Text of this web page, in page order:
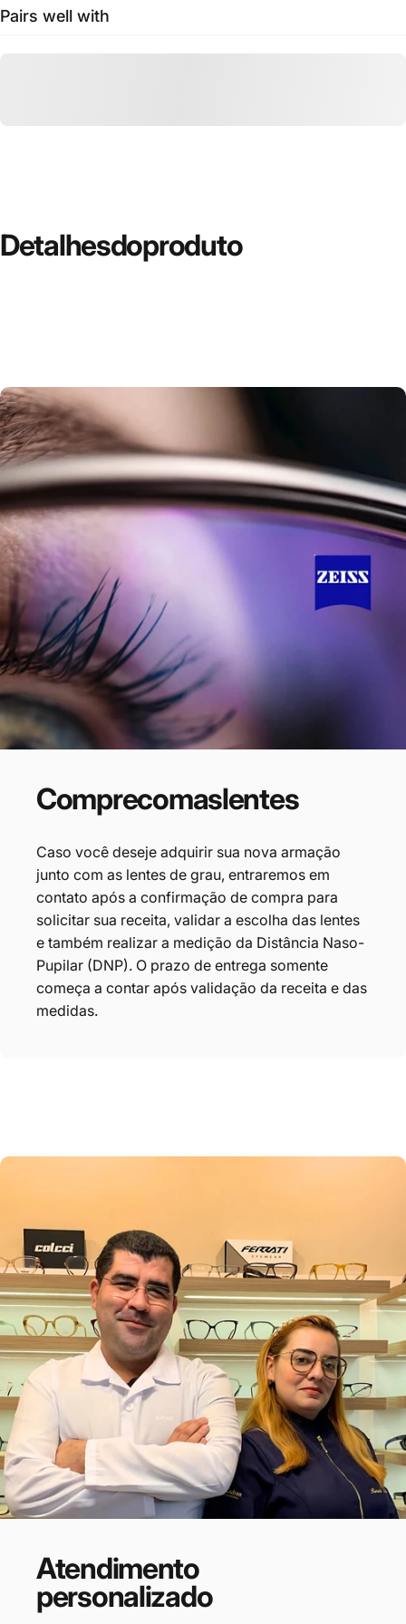
Pairs well with
Detalhesdoproduto
Comprecomaslentes
Caso você deseje adquirir sua nova armação
junto com as lentes de grau, entraremos em
contato após a confirmação de compra para
solicitar sua receita, validar a escolha das lentes
e também realizar a medição da Distância Naso-
Pupilar (DNP). O prazo de entrega somente
começa a contar após validação da receita e das
medidas.
Atendimento
personalizado